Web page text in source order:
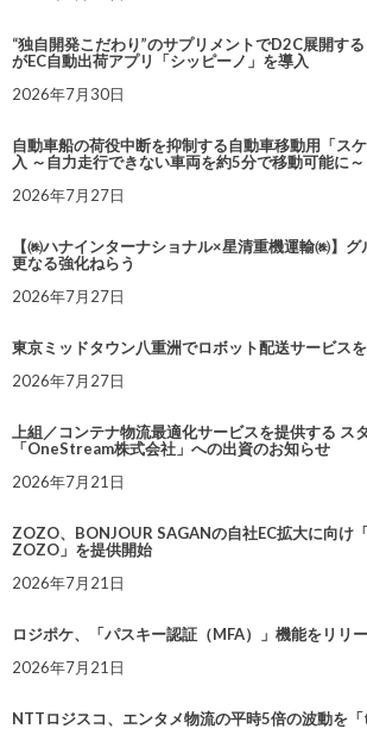
“独自開発こだわり”のサプリメントでD2C展開する
がEC自動出荷アプリ「シッピーノ」を導入
2026年7月30日
自動車船の荷役中断を抑制する自動車移動用「ス
入 ～自力走行できない車両を約5分で移動可能に～
2026年7月27日
【㈱ハナインターナショナル×星清重機運輸㈱】
更なる強化ねらう
2026年7月27日
東京ミッドタウン八重洲でロボット配送サービス
2026年7月27日
上組／コンテナ物流最適化サービスを提供する ス
「OneStream株式会社」への出資のお知らせ
2026年7月21日
ZOZO、BONJOUR SAGANの自社EC拡大に向け
ZOZO」を提供開始
2026年7月21日
ロジポケ、「パスキー認証（MFA）」機能をリリ
2026年7月21日
NTTロジスコ、エンタメ物流の平時5倍の波動を